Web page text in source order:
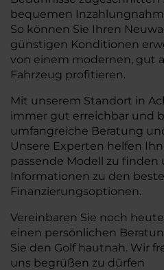
bequemen
So können Sie Ihren
günstigen Konditionen
von einem modernen, gut
Fahrzeug profitieren.
Mit unserem Standort in
immer gut erreichbar und
umfangreiche Beratung
Unsere Experten helfen
passende Modell zu
Informationen zu den
Finanzierungsoptionen.
Vereinbaren Sie noch
einen persönlichen
Sie den Golf hautnah. Wir
uns begrüßen zu dürfen